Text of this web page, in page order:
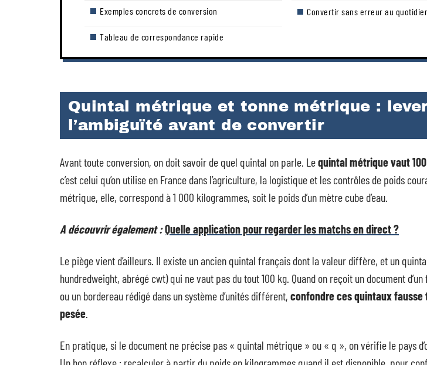
Exemples concrets de conversion
Tableau de correspondance rapide
Convertir sans erreur au
Quintal métrique et tonne métrique :
l’ambiguïté avant de convertir
Avant toute conversion, on doit savoir de quel quintal on parle. Lequintal métrique vaut
c’est celui qu’on utilise en France dans l’agriculture, la logistique et les contrôles de poids
métrique, elle, correspond à 1 000 kilogrammes, soit le poids d’un mètre cube d’eau.
A découvrir également :Quelle application pour regarder les matchs en direct ?
Le piège vient d’ailleurs. Il existe un ancien quintal français dont la valeur diffère, et un
hundredweight, abrégé cwt) qui ne vaut pas du tout 100 kg. Quand on reçoit un document
ou un bordereau rédigé dans un système d’unités différent, confondre ces quintaux fausse
pesée.
En pratique, si le document ne précise pas « quintal métrique » ou « q », on vérifie le pays